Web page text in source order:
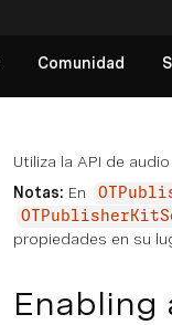
Comunidad
Utiliza la API de
Notas: En
propiedades en su